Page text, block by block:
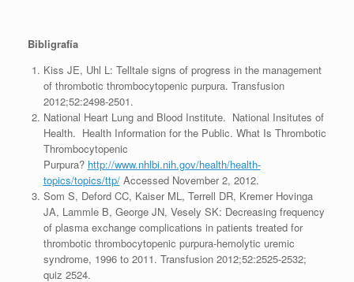
Bibligrafía
Kiss JE, Uhl L: Telltale signs of progress in the management
of thrombotic thrombocytopenic purpura. Transfusion
2012;52:2498-2501.
National Heart Lung and Blood Institute. National Insitutes of
Health. Health Information for the Public. What Is Thrombotic
Thrombocytopenic
Purpura? http://www.nhlbi.nih.gov/health/health-
topics/topics/ttp/Accessed November 2, 2012.
Som S, Deford CC, Kaiser ML, Terrell DR, Kremer Hovinga
JA, Lammle B, George JN, Vesely SK: Decreasing frequency
of plasma exchange complications in patients treated for
thrombotic thrombocytopenic purpura-hemolytic uremic
syndrome, 1996 to 2011. Transfusion 2012;52:2525-2532;
quiz 2524.